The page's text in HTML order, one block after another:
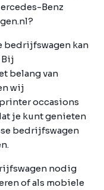
Benz
bedrijfswagen kan
Bij
belang van
wij
occasions
je kunt genieten
bedrijfswagen
nodig
of als mobiele